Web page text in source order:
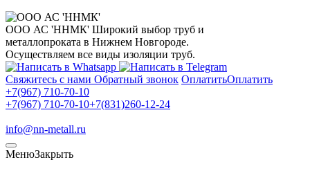
ООО АС 'ННМК' Широкий выбор труб и
металлопроката в Нижнем Новгороде.
Осуществляем все виды изоляции труб.
Свяжитесь с нами Обратный звонок ОплатитьОплатить
+7(967) 710-70-10
+7(967) 710-70-10+7(831)260-12-24
info@nn-metall.ru
МенюЗакрыть